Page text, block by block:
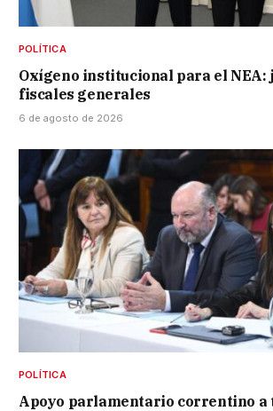
POLÍTICA
Oxígeno institucional para el NEA:
fiscales generales
6 de agosto de 2026
POLÍTICA
Apoyo parlamentario correntino a